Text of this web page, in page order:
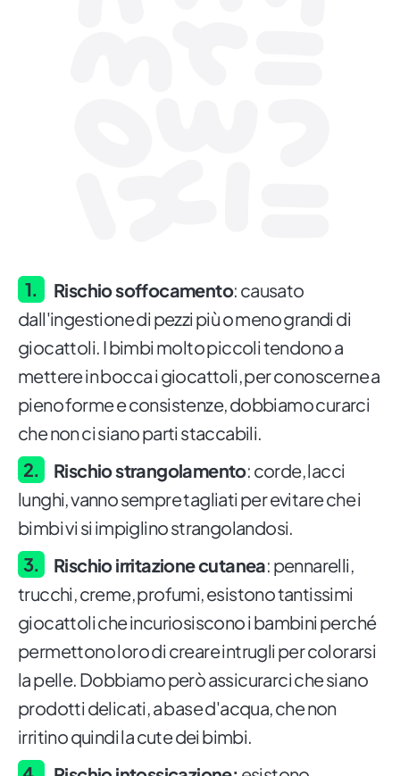
Rischio soffocamento: causato
dall'ingestione di pezzi più o meno grandi di
giocattoli. I bimbi molto piccoli tendono a
mettere in bocca i giocattoli, per conoscerne a
pieno forme e consistenze, dobbiamo curarci
che non ci siano parti staccabili.
Rischio strangolamento: corde, lacci
lunghi, vanno sempre tagliati per evitare che i
bimbi vi si impiglino strangolandosi.
Rischio irritazione cutanea: pennarelli,
trucchi, creme, profumi, esistono tantissimi
giocattoli che incuriosiscono i bambini perché
permettono loro di creare intrugli per colorarsi
la pelle. Dobbiamo però assicurarci che siano
prodotti delicati, a base d'acqua, che non
irritino quindi la cute dei bimbi.